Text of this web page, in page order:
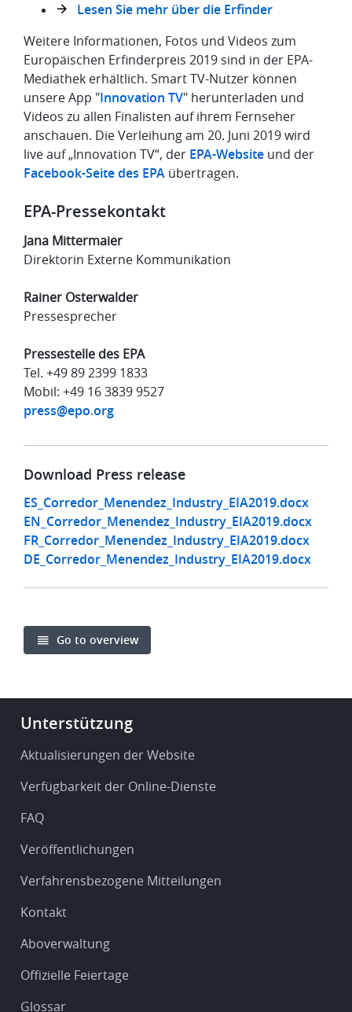
Lesen Sie mehr über die Erfinder
Weitere Informationen, Fotos und Videos zum
Europäischen Erfinderpreis 2019 sind in der EPA-
Mediathek erhältlich. Smart TV-Nutzer können
unsere App "Innovation TV" herunterladen und
Videos zu allen Finalisten auf ihrem Fernseher
anschauen. Die Verleihung am 20. Juni 2019 wird
live auf „Innovation TV“, der EPA-Website und der
Facebook-Seite des EPA übertragen.
EPA-Pressekontakt
Jana Mittermaier
Direktorin Externe Kommunikation
Rainer Osterwalder
Pressesprecher
Pressestelle des EPA
Tel. +49 89 2399 1833
Mobil: +49 16 3839 9527
press@epo.org
Download Press release
ES_Corredor_Menendez_Industry_EIA2019.docx
EN_Corredor_Menendez_Industry_EIA2019.docx
FR_Corredor_Menendez_Industry_EIA2019.docx
DE_Corredor_Menendez_Industry_EIA2019.docx
Go to overview
Footer
Service
support
Unterstützung
Aktualisierungen der Website
Verfügbarkeit der Online-Dienste
FAQ
Veröffentlichungen
Verfahrensbezogene Mitteilungen
Kontakt
Aboverwaltung
Offizielle Feiertage
Glossar